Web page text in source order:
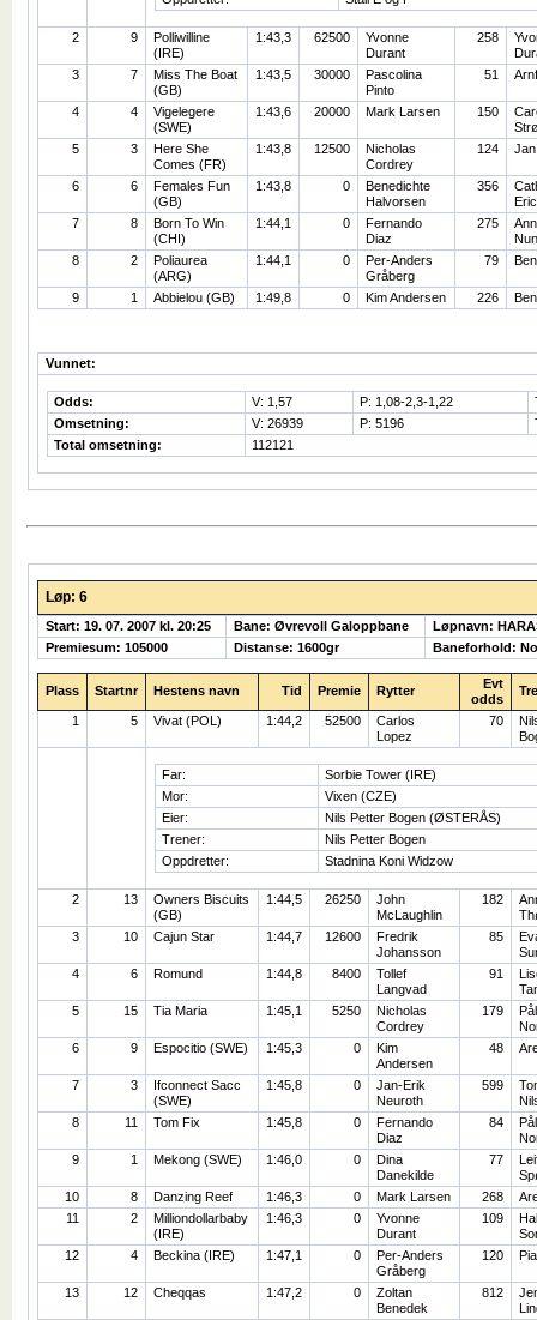
2 9
Polliwilline
(IRE)
1:43,3 62500
Yvonne
Durant
258
3
7
Miss The Boat
(GB)
1:43,5 30000
Pascolina
Pinto
51
4 4
Vigelegere
(SWE)
1:43,6 20000 Mark Larsen 150
5
3
Here She
Comes (FR)
1:43,8 12500
Nicholas
Cordrey
124
6 6
Females Fun
(GB)
1:43,8 0
Benedichte
Halvorsen
356
7
8
Born To Win
(CHI)
1:44,1 0
Fernando
Diaz
275
8
2
Poliaurea
(ARG)
1:44,1 0
Per-Anders
Gråberg
79
9 1 Abbielou (GB) 1:49,8 0 Kim Andersen 226
Vunnet:
Odds: V: 1,57 P: 1,08-2,3-1,22
Omsetning:
V: 26939 P: 5196
Total omsetning:
112121
Løp: 6
Start: 19. 07. 2007 kl. 20:25 Bane: Øvrevoll Galoppbane
Løpnavn:
Premiesum: 105000
Distanse: 1600gr Baneforhold:
Plass Startnr Hestens navn Tid Premie Rytter
Evt
odds
1 5 Vivat (POL) 1:44,2 52500
Carlos
Lopez
70
Far:
Sorbie Tower (IRE)
Mor:
Vixen (CZE)
Eier:
Nils Petter Bogen (ØSTERÅS)
Trener:
Nils Petter Bogen
Oppdretter:
Stadnina Koni Widzow
2 13
Owners Biscuits
(GB)
1:44,5 26250
John
McLaughlin
182
3
10 Cajun Star 1:44,7 12600
Fredrik
Johansson
85
4
6 Romund 1:44,8 8400
Tollef
Langvad
91
5
15 Tia Maria 1:45,1 5250
Nicholas
Cordrey
179
6
9 Espocitio (SWE) 1:45,3 0
Kim
Andersen
48
7 3
Ifconnect Sacc
(SWE)
1:45,8 0
Jan-Erik
Neuroth
599
8
11 Tom Fix 1:45,8 0
Fernando
Diaz
84
9
1 Mekong (SWE) 1:46,0 0
Dina
Danekilde
77
10
8 Danzing Reef 1:46,3 0 Mark Larsen 268
11
2
Milliondollarbaby
(IRE)
1:46,3 0
Yvonne
Durant
109
12
4 Beckina (IRE) 1:47,1 0
Per-Anders
Gråberg
120
13 12 Cheqqas 1:47,2 0
Zoltan
Benedek
812